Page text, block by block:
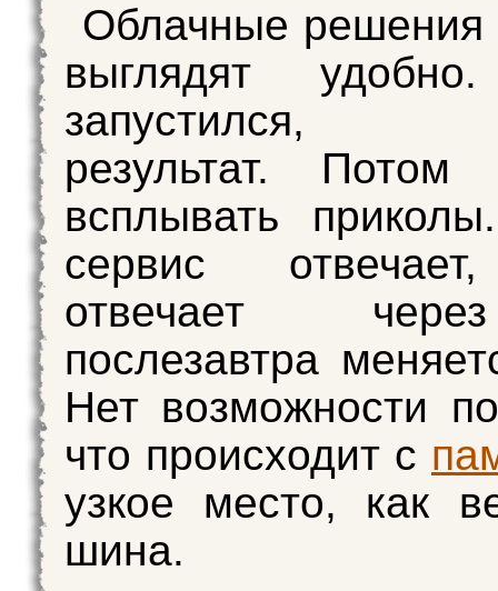
Облачные решения
выглядят
запустился,
результат. Потом
всплывать
сервис
отвечает
послезавтра
Нет возможности
что происходит с
узкое место, как
шина.